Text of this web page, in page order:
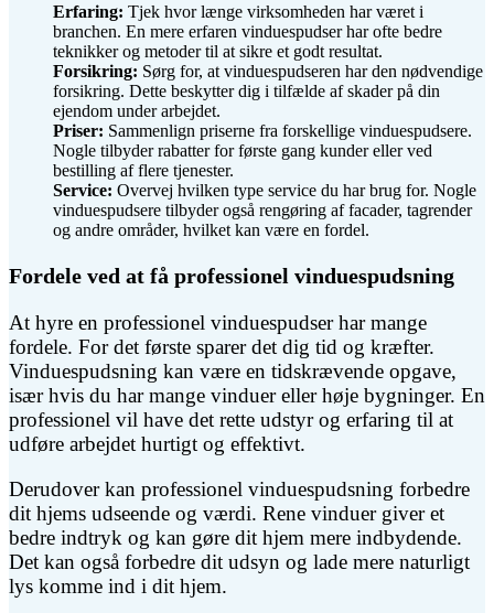
Erfaring: Tjek hvor længe virksomheden har været i
branchen. En mere erfaren vinduespudser har ofte bedre
teknikker og metoder til at sikre et godt resultat.
Forsikring: Sørg for, at vinduespudseren har den nødvendige
forsikring. Dette beskytter dig i tilfælde af skader på din
ejendom under arbejdet.
Priser: Sammenlign priserne fra forskellige vinduespudsere.
Nogle tilbyder rabatter for første gang kunder eller ved
bestilling af flere tjenester.
Service: Overvej hvilken type service du har brug for. Nogle
vinduespudsere tilbyder også rengøring af facader, tagrender
og andre områder, hvilket kan være en fordel.
Fordele ved at få professionel vinduespudsning
At hyre en professionel vinduespudser har mange
fordele. For det første sparer det dig tid og kræfter.
Vinduespudsning kan være en tidskrævende opgave,
især hvis du har mange vinduer eller høje bygninger. En
professionel vil have det rette udstyr og erfaring til at
udføre arbejdet hurtigt og effektivt.
Derudover kan professionel vinduespudsning forbedre
dit hjems udseende og værdi. Rene vinduer giver et
bedre indtryk og kan gøre dit hjem mere indbydende.
Det kan også forbedre dit udsyn og lade mere naturligt
lys komme ind i dit hjem.